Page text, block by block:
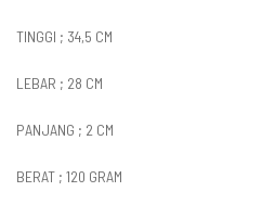
TINGGI ; 34,5 CM
LEBAR ; 28 CM
PANJANG ; 2 CM
BERAT ; 120 GRAM